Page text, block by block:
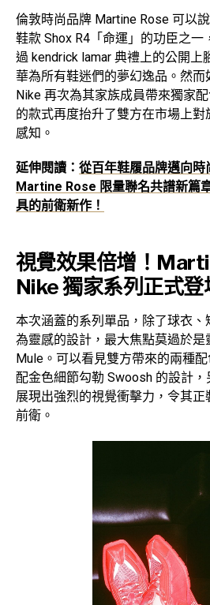
倫敦時尚品牌 Martine Rose 可以
鞋款 Shox R4「命運」的功臣之一
過 kendrick lamar 典禮上的公開上
華為所有鞋迷們的夢幻逸品。然而
Nike 再次為其家族成員帶來獨家
的款式再度抬升了雙方在市場上
感知。
延伸閱讀： 從百年鞋履品牌邁向
Martine Rose 限量聯名共譜新篇
具的前衛新作！
視覺效果倍增！
Nike 獨家系列正式登
本次涵蓋的系列單品，除了球衣
為靈感的設計，最大焦點莫過於是
Mule。可以看見雙方帶來的兩種
配金色細節勾勒 Swoosh 的設計
展現出強烈的視覺衝擊力，令其正
前衛。